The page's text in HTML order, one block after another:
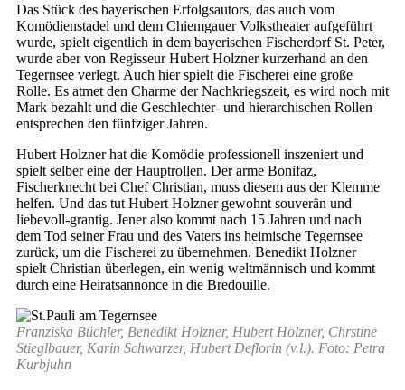
Das Stück des bayerischen Erfolgsautors, das auch vom
Komödienstadel und dem Chiemgauer Volkstheater aufgeführt
wurde, spielt eigentlich in dem bayerischen Fischerdorf St. Peter,
wurde aber von Regisseur Hubert Holzner kurzerhand an den
Tegernsee verlegt. Auch hier spielt die Fischerei eine große
Rolle. Es atmet den Charme der Nachkriegszeit, es wird noch mit
Mark bezahlt und die Geschlechter- und hierarchischen Rollen
entsprechen den fünfziger Jahren.
Hubert Holzner hat die Komödie professionell inszeniert und
spielt selber eine der Hauptrollen. Der arme Bonifaz,
Fischerknecht bei Chef Christian, muss diesem aus der Klemme
helfen. Und das tut Hubert Holzner gewohnt souverän und
liebevoll-grantig. Jener also kommt nach 15 Jahren und nach
dem Tod seiner Frau und des Vaters ins heimische Tegernsee
zurück, um die Fischerei zu übernehmen. Benedikt Holzner
spielt Christian überlegen, ein wenig weltmännisch und kommt
durch eine Heiratsannonce in die Bredouille.
Franziska Büchler, Benedikt Holzner, Hubert Holzner, Chrstine
Stieglbauer, Karin Schwarzer, Hubert Deflorin (v.l.). Foto: Petra
Kurbjuhn